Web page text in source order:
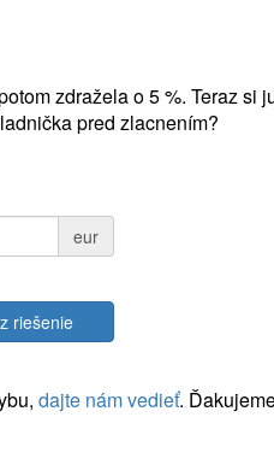
zdražela o 5 %. Teraz si
pred zlacnením?
eur
riešenie
dajte nám vedieť.